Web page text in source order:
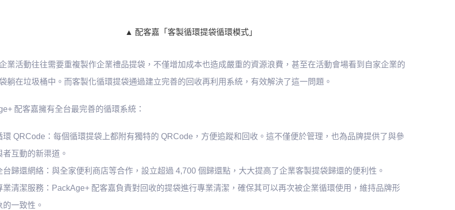
▲ 配客嘉「客製循環提袋循環模式」
業活動往往需要重複製作企業禮品提袋，不僅增加成本也造成嚴重的資源浪費，甚至在活動會場看到自家企業的
躺在垃圾桶中。而客製化循環提袋通過建立完善的回收再利用系統，有效解決了這一問題。
配客嘉擁有全台最完善的循環系統：
環 QRCode：每個循環提袋上都附有獨特的 QRCode，方便追蹤和回收。這不僅便於管理，也為品牌提供了與參
者互動的新渠道。
台歸還網絡：與全家便利商店等合作，設立超過 4,700 個歸還點，大大提高了企業客製提袋歸還的便利性。
業清潔服務：PackAge+ 配客嘉負責對回收的提袋進行專業清潔，確保其可以再次被企業循環使用，維持品牌形
的一致性。